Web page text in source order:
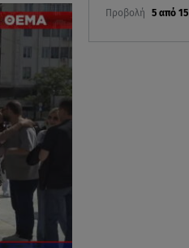
Προβολή 5 από 15